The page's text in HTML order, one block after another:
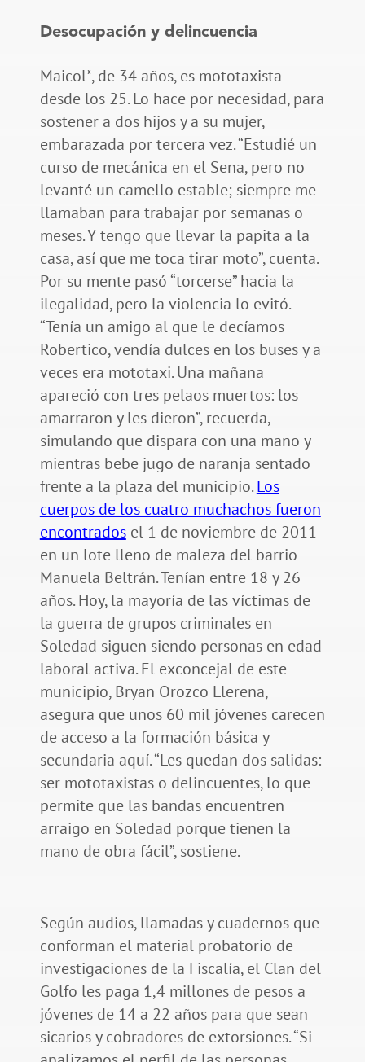
Desocupación y delincuencia
Maicol*, de 34 años, es mototaxista
desde los 25. Lo hace por necesidad, para
sostener a dos hijos y a su mujer,
embarazada por tercera vez. “Estudié un
curso de mecánica en el Sena, pero no
levanté un camello estable; siempre me
llamaban para trabajar por semanas o
meses. Y tengo que llevar la papita a la
casa, así que me toca tirar moto”, cuenta.
Por su mente pasó “torcerse” hacia la
ilegalidad, pero la violencia lo evitó.
“Tenía un amigo al que le decíamos
Robertico, vendía dulces en los buses y a
veces era mototaxi. Una mañana
apareció con tres pelaos muertos: los
amarraron y les dieron”, recuerda,
simulando que dispara con una mano y
mientras bebe jugo de naranja sentado
frente a la plaza del municipio.Los
cuerpos de los cuatro muchachos fueron
encontradosel 1 de noviembre de 2011
en un lote lleno de maleza del barrio
Manuela Beltrán. Tenían entre 18 y 26
años. Hoy, la mayoría de las víctimas de
la guerra de grupos criminales en
Soledad siguen siendo personas en edad
laboral activa. El exconcejal de este
municipio, Bryan Orozco Llerena,
asegura que unos 60 mil jóvenes carecen
de acceso a la formación básica y
secundaria aquí. “Les quedan dos salidas:
ser mototaxistas o delincuentes, lo que
permite que las bandas encuentren
arraigo en Soledad porque tienen la
mano de obra fácil”, sostiene.
Según audios, llamadas y cuadernos que
conforman el material probatorio de
investigaciones de la Fiscalía, el Clan del
Golfo les paga 1,4 millones de pesos a
jóvenes de 14 a 22 años para que sean
sicarios y cobradores de extorsiones. “Si